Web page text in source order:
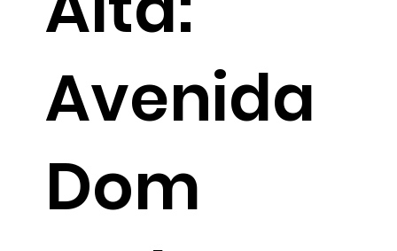
Avenida
Dom